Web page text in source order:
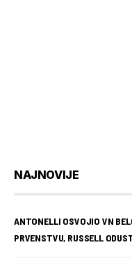
NAJNOVIJE
ANTONELLI OSVOJIO VN
PRVENSTVU, RUSSELL